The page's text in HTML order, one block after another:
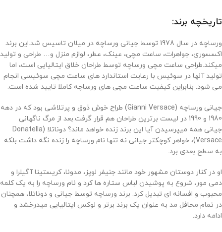
تاریخچه برند:
ورساچه در سال 1978 توسط جیانی ورساچه در میلان تاسیس شد.این برند
اکسسوری، جواهرات، ساعت مچی، عینک، عطر، لوازم منزل و… طراحی و تولید
میکند.طراحی ساعت مچی ورساچه توسط طراحان خلاق ایتالیایی است، اما
تولید آنها در سوئیس با رعایت استاندارد های ساعت مچی سوئیسی انجام
می شود. بنابراین کیفیت ساعت مچی های ورساچه کاملا تایید شده است.
جیانی ورساچه (Gianni Versace) طراح خوش ذوق و پرتلاشی بود که در دهه
1980 و 1990 در لیست برترین طراحان هم قرار گرفت.بعد از مرگ ناگهانی
جیانی همه میپرسیدن آیا این برند زنده خواهد ماند؟ دوناتلا (Donatella
Versace)، خواهر کوچکتر جیانی نه تنها نام ورساچه را زنده نگه داشت بلکه
به سطح بعدی برد.
او در کنار دوستان مشهور خود مانند جنیفر لوپز، مدونا، کریستینا آگیلرا و
دمی مور، شروع به پوشیدن لباس ستاره ها کرد و نام ورساچه را به یک کلمه
محبوب و افسانه ای تبدیل کرد. برند ورساچه توسط جیانی و دوناتلا، همچنان
در تمام محافل مد به عنوان یک برند برتر و لوکس ایتالیایی میدرخشد و
ادامه دارد.